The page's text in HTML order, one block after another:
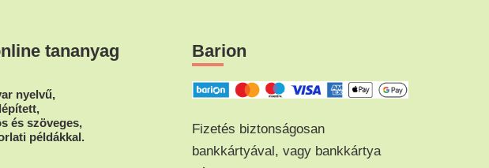
tananyag
nyelvű,
és szöveges,
példákkal.
Barion
Fizetés biztonságosan
bankkártyával, vagy bankkártya